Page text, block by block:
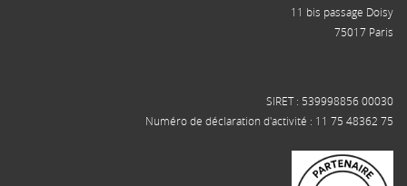
11 bis passage Doisy
75017 Paris
SIRET : 539998856 00030
Numéro de déclaration d'activité : 11 75 48362 75